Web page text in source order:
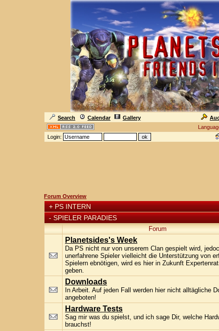
Search Calendar Gallery
Login:
Forum Overview
+ PS INTERN
- SPIELER PARADIES
Forum
Planetsides's Week
Da PS nicht nur von unserem Clan gespielt wird,
unerfahrene Spieler vielleicht die Unterstützung von
Spielern ebnötigen, wird es hier in Zukunft
geben.
Downloads
In Arbeit. Auf jeden Fall werden hier nicht alltägliche
angeboten!
Hardware Tests
Sag mir was du spielst, und ich sage Dir, welche
brauchst!